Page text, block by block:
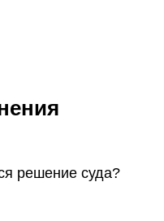
решение суда?